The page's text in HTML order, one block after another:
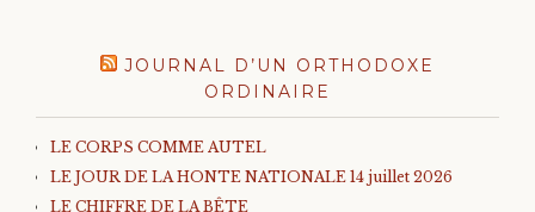
JOURNAL D’UN ORTHODOXE
ORDINAIRE
LE CORPS COMME AUTEL
LE JOUR DE LA HONTE NATIONALE 14 juillet 2026
LE CHIFFRE DE LA BÊTE